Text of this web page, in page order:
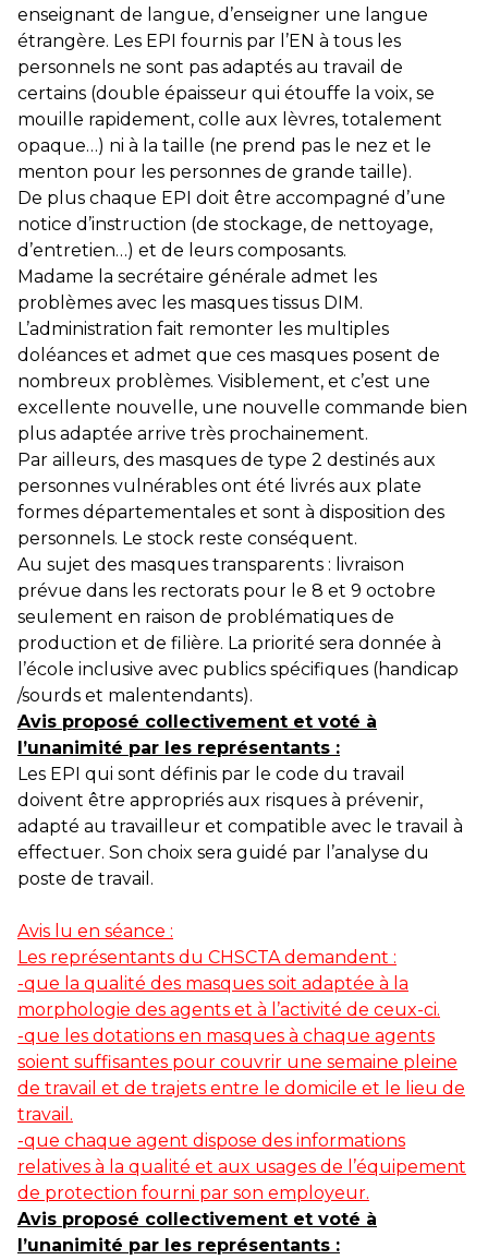
enseignant de langue, d’enseigner une langue
étrangère. Les EPI fournis par l’EN à tous les
personnels ne sont pas adaptés au travail de
certains (double épaisseur qui étouffe la voix, se
mouille rapidement, colle aux lèvres, totalement
opaque…) ni à la taille (ne prend pas le nez et le
menton pour les personnes de grande taille).
De plus chaque EPI doit être accompagné d’une
notice d’instruction (de stockage, de nettoyage,
d’entretien…) et de leurs composants.
Madame la secrétaire générale admet les
problèmes avec les masques tissus DIM.
L’administration fait remonter les multiples
doléances et admet que ces masques posent de
nombreux problèmes. Visiblement, et c’est une
excellente nouvelle, une nouvelle commande bien
plus adaptée arrive très prochainement.
Par ailleurs, des masques de type 2 destinés aux
personnes vulnérables ont été livrés aux plate
formes départementales et sont à disposition des
personnels. Le stock reste conséquent.
Au sujet des masques transparents : livraison
prévue dans les rectorats pour le 8 et 9 octobre
seulement en raison de problématiques de
production et de filière. La priorité sera donnée à
l’école inclusive avec publics spécifiques (handicap
/sourds et malentendants).
Avis proposé collectivement et voté à
l’unanimité par les représentants :
Les EPI qui sont définis par le code du travail
doivent être appropriés aux risques à prévenir,
adapté au travailleur et compatible avec le travail à
effectuer. Son choix sera guidé par l’analyse du
poste de travail.
Avis lu en séance :
Les représentants du CHSCTA demandent :
-que la qualité des masques soit adaptée à la
morphologie des agents et à l’activité de ceux-ci.
-que les dotations en masques à chaque agents
soient suffisantes pour couvrir une semaine pleine
de travail et de trajets entre le domicile et le lieu de
travail.
-que chaque agent dispose des informations
relatives à la qualité et aux usages de l’équipement
de protection fourni par son employeur.
Avis proposé collectivement et voté à
l’unanimité par les représentants :